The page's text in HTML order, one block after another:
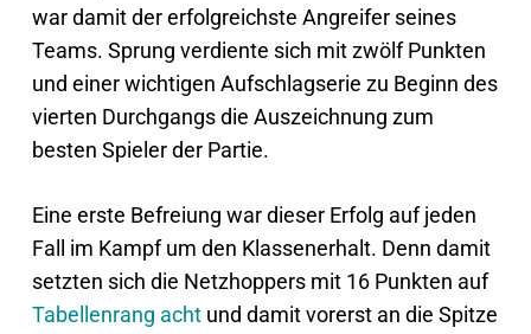
war damit der erfolgreichste Angreifer seines
Teams. Sprung verdiente sich mit zwölf Punkten
und einer wichtigen Aufschlagserie zu Beginn des
vierten Durchgangs die Auszeichnung zum
besten Spieler der Partie.
Eine erste Befreiung war dieser Erfolg auf jeden
Fall im Kampf um den Klassenerhalt. Denn damit
setzten sich die Netzhoppers mit 16 Punkten auf
Tabellenrang achtund damit vorerst an die Spitze